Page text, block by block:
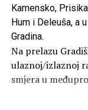
Kamensko,
Hum i Deleuša, a
Gradina.
Na prelazu
ulaznoj/izlaznoj
smjera u